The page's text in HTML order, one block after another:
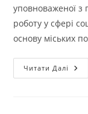
уповноваженої з
роботу у сфері
основу міських
Читати Далі